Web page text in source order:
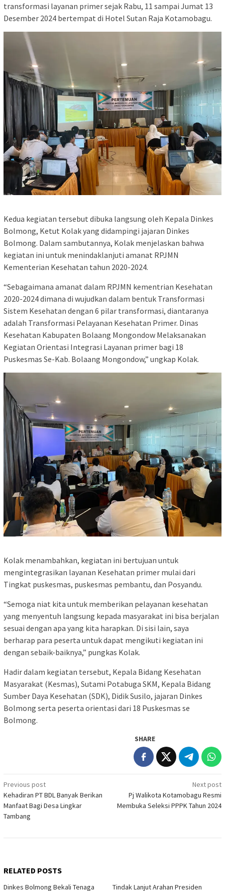
transformasi layanan primer sejak Rabu, 11 sampai Jumat 13
Desember 2024 bertempat di Hotel Sutan Raja Kotamobagu.
Kedua kegiatan tersebut dibuka langsung oleh Kepala Dinkes
Bolmong, Ketut Kolak yang didampingi jajaran Dinkes
Bolmong. Dalam sambutannya, Kolak menjelaskan bahwa
kegiatan ini untuk menindaklanjuti amanat RPJMN
Kementerian Kesehatan tahun 2020-2024.
“Sebagaimana amanat dalam RPJMN kementrian Kesehatan
2020-2024 dimana di wujudkan dalam bentuk Transformasi
Sistem Kesehatan dengan 6 pilar transformasi, diantaranya
adalah Transformasi Pelayanan Kesehatan Primer. Dinas
Kesehatan Kabupaten Bolaang Mongondow Melaksanakan
Kegiatan Orientasi Integrasi Layanan primer bagi 18
Puskesmas Se-Kab. Bolaang Mongondow,” ungkap Kolak.
Kolak menambahkan, kegiatan ini bertujuan untuk
mengintegrasikan layanan Kesehatan primer mulai dari
Tingkat puskesmas, puskesmas pembantu, dan Posyandu.
“Semoga niat kita untuk memberikan pelayanan kesehatan
yang menyentuh langsung kepada masyarakat ini bisa berjalan
sesuai dengan apa yang kita harapkan. Di sisi lain, saya
berharap para peserta untuk dapat mengikuti kegiatan ini
dengan sebaik-baiknya,” pungkas Kolak.
Hadir dalam kegiatan tersebut, Kepala Bidang Kesehatan
Masyarakat (Kesmas), Sutami Potabuga SKM, Kepala Bidang
Sumber Daya Kesehatan (SDK), Didik Susilo, jajaran Dinkes
Bolmong serta peserta orientasi dari 18 Puskesmas se
Bolmong.
SHARE
Post
navigation
Previous post
Kehadiran PT BDL Banyak Berikan
Manfaat Bagi Desa Lingkar
Tambang
Next post
Pj Walikota Kotamobagu Resmi
Membuka Seleksi PPPK Tahun 2024
RELATED POSTS
Dinkes Bolmong Bekali Tenaga Tindak Lanjut Arahan Presiden